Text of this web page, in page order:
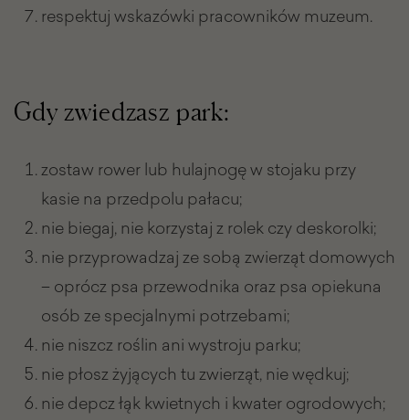
respektuj wskazówki pracowników muzeum.
Gdy zwiedzasz park:
zostaw rower lub hulajnogę w stojaku przy
kasie na przedpolu pałacu;
nie biegaj, nie korzystaj z rolek czy deskorolki;
nie przyprowadzaj ze sobą zwierząt domowych
– oprócz psa przewodnika oraz psa opiekuna
osób ze specjalnymi potrzebami;
nie niszcz roślin ani wystroju parku;
nie płosz żyjących tu zwierząt, nie wędkuj;
nie depcz łąk kwietnych i kwater ogrodowych;